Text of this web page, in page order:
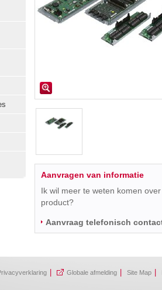
Aanvragen van informatie
Ik wil meer te weten komen
product?
Aanvraag telefonisch
Globale afmelding Site Map